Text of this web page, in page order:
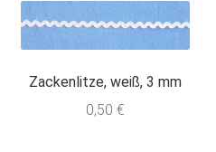
Zackenlitze, weiß, 3 mm
0,50 €